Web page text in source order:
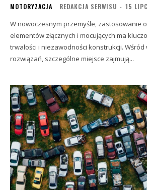
MOTORYZACJA REDAKCJA SERWISU - 15
W nowoczesnym przemyśle, zastosowanie
elementów złącznych i mocujących ma
trwałości i niezawodności konstrukcji.
rozwiązań, szczególne miejsce zajmują...